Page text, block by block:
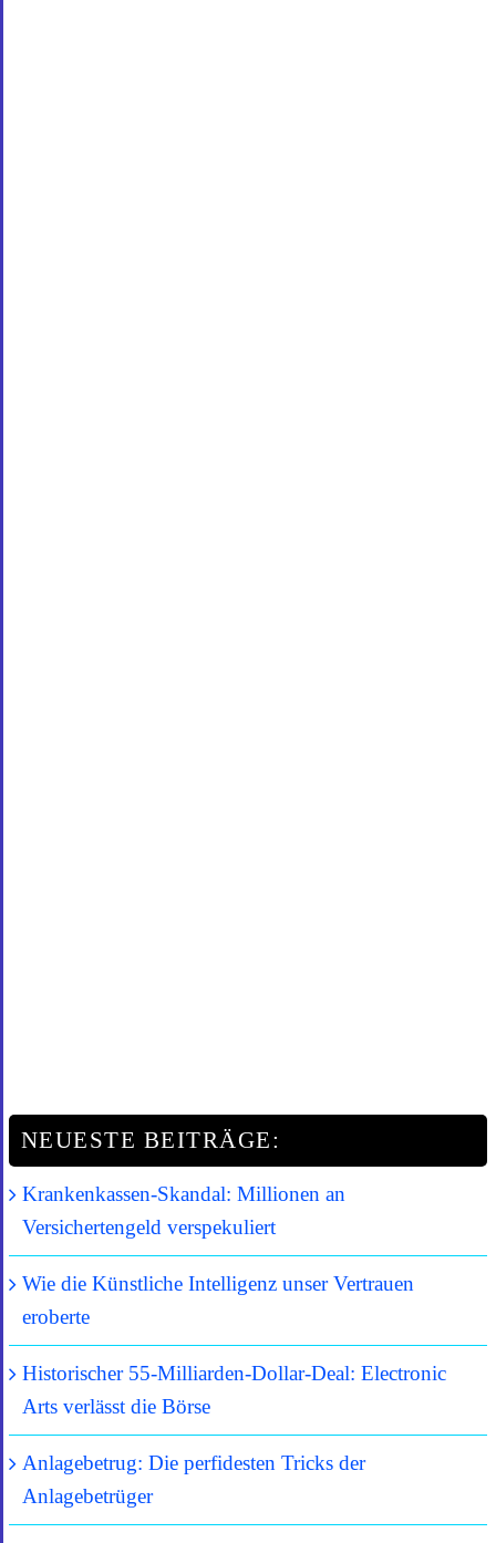
NEUESTE BEITRÄGE:
Krankenkassen-Skandal: Millionen an
Versichertengeld verspekuliert
Wie die Künstliche Intelligenz unser Vertrauen
eroberte
Historischer 55-Milliarden-Dollar-Deal: Electronic
Arts verlässt die Börse
Anlagebetrug: Die perfidesten Tricks der
Anlagebetrüger